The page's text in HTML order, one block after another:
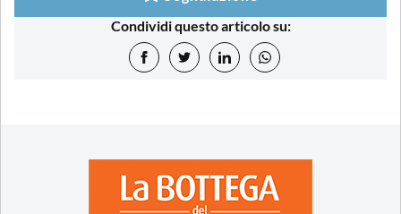
Condividi questo articolo su: